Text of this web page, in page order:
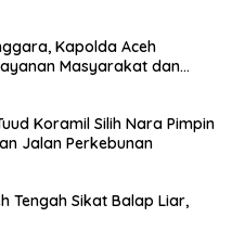
Kapolda Aceh
Masyarakat dan
Koramil Silih Nara Pimpin
Jalan Perkebunan
Tengah Sikat Balap Liar,